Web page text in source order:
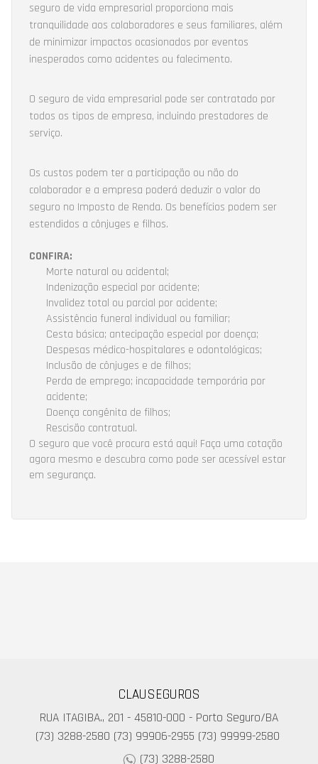
seguro de vida empresarial proporciona mais
tranquilidade aos colaboradores e seus familiares, além
de minimizar impactos ocasionados por eventos
inesperados como acidentes ou falecimento.
O seguro de vida empresarial pode ser contratado por
todos os tipos de empresa, incluindo prestadores de
serviço.
Os custos podem ter a participação ou não do
colaborador e a empresa poderá deduzir o valor do
seguro no Imposto de Renda. Os benefícios podem ser
estendidos a cônjuges e filhos.
CONFIRA:
Morte natural ou acidental;
Indenização especial por acidente;
Invalidez total ou parcial por acidente;
Assistência funeral individual ou familiar;
Cesta básica; antecipação especial por doença;
Despesas médico-hospitalares e odontológicas;
Inclusão de cônjuges e de filhos;
Perda de emprego; incapacidade temporária por
acidente;
Doença congênita de filhos;
Rescisão contratual.
O seguro que você procura está aqui! Faça uma cotação
agora mesmo e descubra como pode ser acessível estar
em segurança.
CLAUSEGUROS
RUA ITAGIBA., 201 - 45810-000 - Porto Seguro/BA
(73) 3288-2580 (73) 99906-2955 (73) 99999-2580
(73) 3288-2580